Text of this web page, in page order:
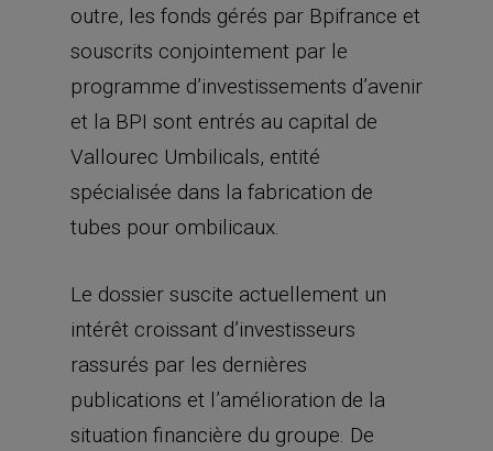
outre, les fonds gérés par Bpifrance et
souscrits conjointement par le
programme d’investissements d’avenir
et la BPI sont entrés au capital de
Vallourec Umbilicals, entité
spécialisée dans la fabrication de
tubes pour ombilicaux.
Le dossier suscite actuellement un
intérêt croissant d’investisseurs
rassurés par les dernières
publications et l’amélioration de la
situation financière du groupe. De